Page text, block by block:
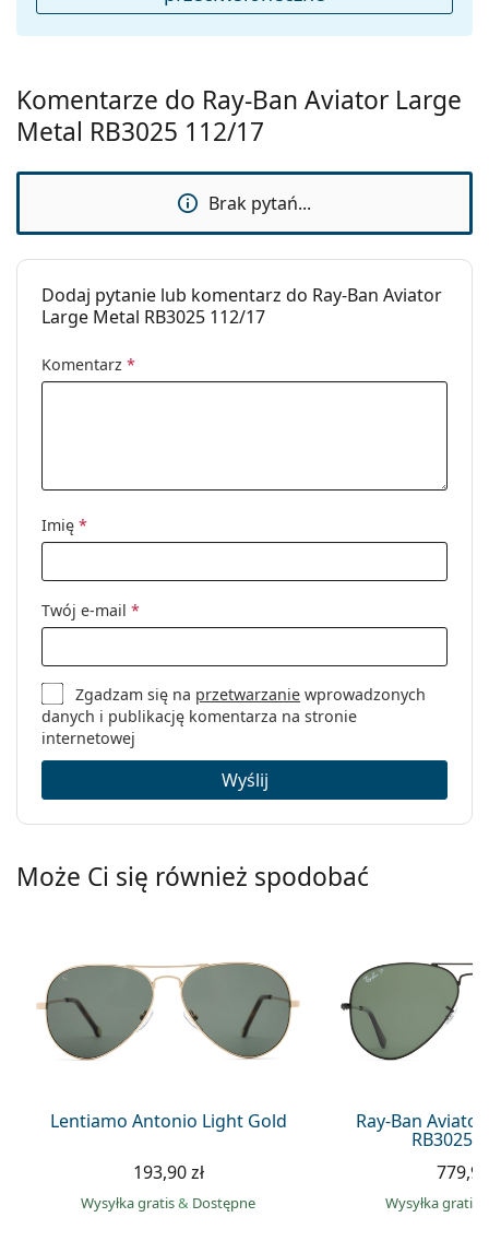
jego wykonanie mogą się różnić.
modele mogą zawierać tekstylny woreczek zamiast
ściereczki.
gdzie znajdziesz więcej stylów popularnych marek.
Komentarze do Ray-Ban Aviator Large
Metal RB3025 112/17
Brak pytań...
Dodaj pytanie lub komentarz do Ray-Ban Aviator
Large Metal RB3025 112/17
Komentarz *
Imię *
Twój e-mail *
Zgadzam się na przetwarzanie wprowadzonych
danych i publikację komentarza na stronie
internetowej
Wyślij
Może Ci się również spodobać
Lentiamo Antonio Light Gold
193,90 zł
Wysyłka gratis& Dostępne
Ray-Ban
RB3025
Wysyłka gratis